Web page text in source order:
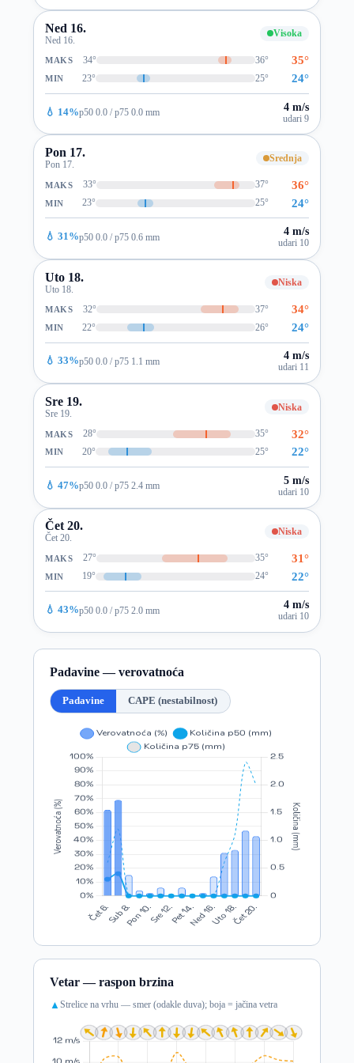
Ned 16.
Ned 16.
Visoka
MAKS 34° 36° 35°
MIN 23° 25° 24°
💧 14%p50 0.0 / p75 0.0 mm 4 m/s
udari 9
Pon 17.
Pon 17.
Srednja
MAKS 33° 37° 36°
MIN 23° 25° 24°
💧 31%p50 0.0 / p75 0.6 mm 4 m/s
udari 10
Uto 18.
Uto 18.
Niska
MAKS 32° 37° 34°
MIN 22° 26° 24°
💧 33%p50 0.0 / p75 1.1 mm 4 m/s
udari 11
Sre 19.
Sre 19.
Niska
MAKS 28° 35° 32°
MIN 20° 25° 22°
💧 47%p50 0.0 / p75 2.4 mm 5 m/s
udari 10
Čet 20.
Čet 20.
Niska
MAKS 27° 35° 31°
MIN 19° 24° 22°
💧 43%p50 0.0 / p75 2.0 mm 4 m/s
udari 10
Padavine — verovatnoća
Padavine CAPE (nestabilnost)
Vetar — raspon brzina
▲ Strelice na vrhu — smer (odakle duva); boja = jačina vetra